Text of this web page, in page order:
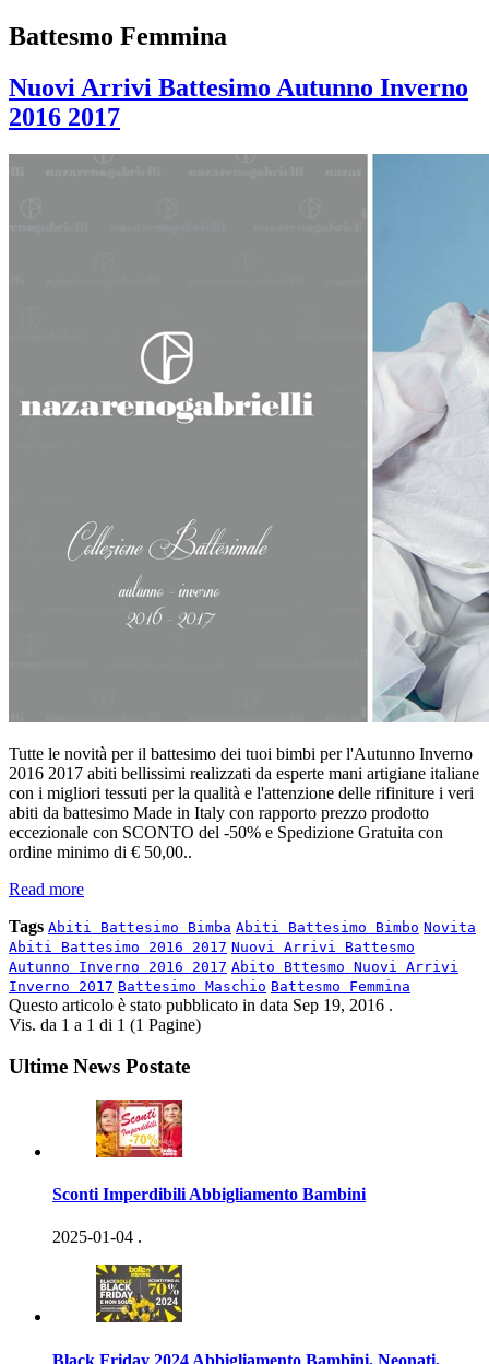
Battesmo Femmina
Nuovi Arrivi Battesimo Autunno Inverno
2016 2017
Tutte le novità per il battesimo dei tuoi bimbi per l'Autunno Inverno
2016 2017 abiti bellissimi realizzati da esperte mani artigiane italiane
con i migliori tessuti per la qualità e l'attenzione delle rifiniture i veri
abiti da battesimo Made in Italy con rapporto prezzo prodotto
eccezionale con SCONTO del -50% e Spedizione Gratuita con
ordine minimo di € 50,00..
Read more
Tags Abiti Battesimo Bimba Abiti Battesimo Bimbo Novita
Abiti Battesimo 2016 2017 Nuovi Arrivi Battesmo
Autunno Inverno 2016 2017 Abito Bttesmo Nuovi Arrivi
Inverno 2017 Battesimo Maschio Battesmo Femmina
Questo articolo è stato pubblicato in data Sep 19, 2016 .
Vis. da 1 a 1 di 1 (1 Pagine)
Ultime News Postate
Sconti Imperdibili Abbigliamento Bambini
2025-01-04 .
Black Friday 2024 Abbigliamento Bambini, Neonati,